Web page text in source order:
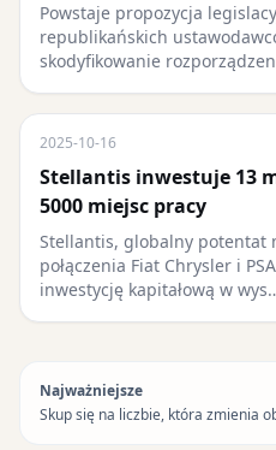
Powstaje propozycja
republikańskich
skodyfikowanie
2025-10-16
Stellantis inwestuje 13
5000 miejsc pracy
Stellantis, globalny potentat
połączenia Fiat Chrysler i
inwestycję kapitałową w
Najważniejsze
Skup się na liczbie, która zmienia